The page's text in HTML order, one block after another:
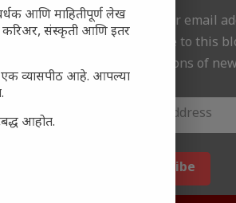
Enter your email
subscribe to this
notifications of
email.
Subscribe
आणि माहितीपूर्ण लेख
करिअर, संस्कृती आणि इतर
एक व्यासपीठ आहे. आपल्या
आहोत.